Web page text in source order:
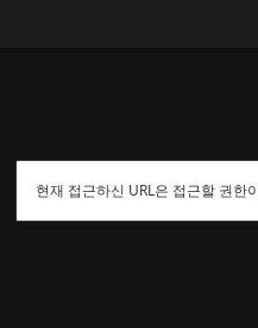
현재 접근하신 URL은 접근할 권한